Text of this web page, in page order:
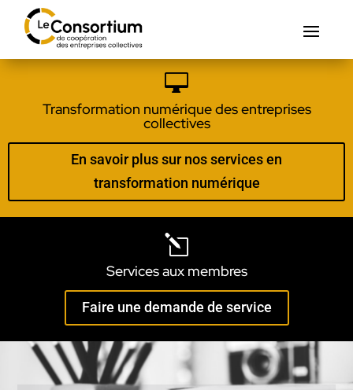

Transformation numérique des entreprises
collectives
En savoir plus sur nos services en
transformation numérique
l
Services aux membres
Faire une demande de service